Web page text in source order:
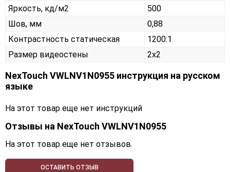
Яркость, кд/м2
500
Шов, мм
0,88
Контрастность статическая
1200:1
Размер видеостены
2x2
NexTouch VWLNV1N0955 инструкция на русском
языке
На этот товар еще нет инструкций
Отзывы на NexTouch VWLNV1N0955
На этот товар еще нет отзывов.
ОСТАВИТЬ ОТЗЫВ